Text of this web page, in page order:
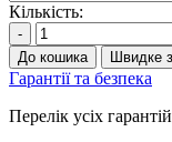
Кількість:
-
До кошика
Швидке
Гарантії та безпека
Перелік усіх